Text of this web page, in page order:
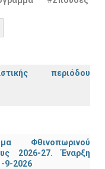
περιόδου
Φθινοπωρινού
2026-27. Έναρξη
9-2026